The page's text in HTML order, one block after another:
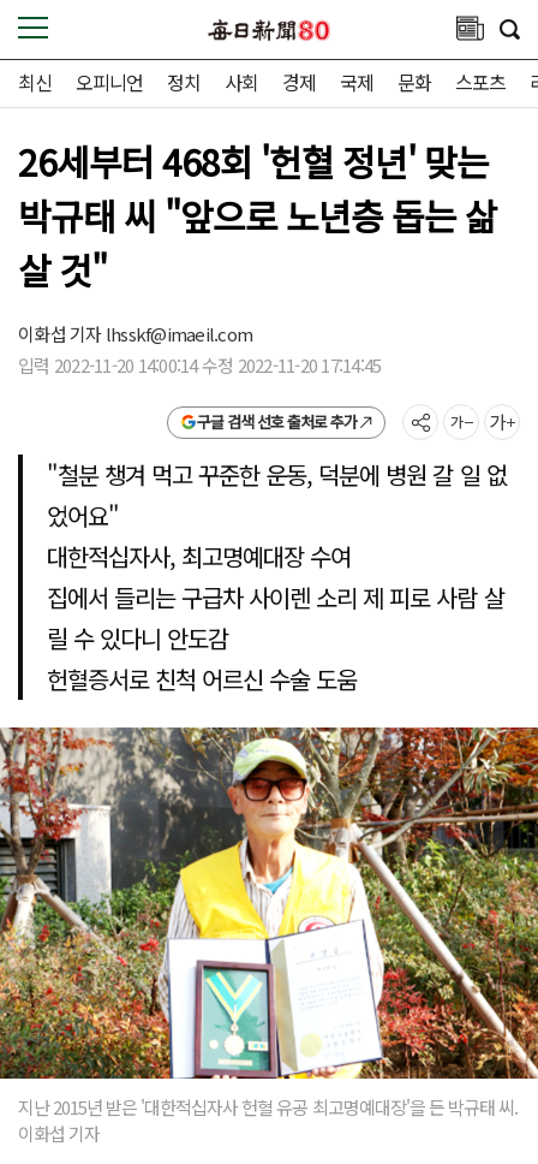
최신 오피니언 정치 사회 경제 국제 문화 스포츠
26세부터 468회 '헌혈 정년' 맞는
박규태 씨 "앞으로 노년층 돕는 삶
살 것"
이화섭 기자lhsskf@imaeil.com
입력 2022-11-20 14:00:14 수정 2022-11-20 17:14:45
구글 검색 선호 출처로 추가
"철분 챙겨 먹고 꾸준한 운동, 덕분에 병원 갈 일 없
었어요"
대한적십자사, 최고명예대장 수여
집에서 들리는 구급차 사이렌 소리 제 피로 사람 살
릴 수 있다니 안도감
헌혈증서로 친척 어르신 수술 도움
지난 2015년 받은 '대한적십자사 헌혈 유공 최고명예대장'을 든 박규태 씨.
이화섭 기자